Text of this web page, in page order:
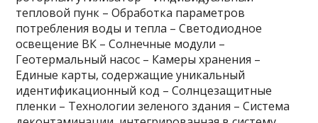
тепловой пунк – Обработка параметров
потребления воды и тепла – Светодиодное
освещение ВК – Солнечные модули –
Геотермальный насос – Камеры хранения –
Единые карты, содержащие уникальный
идентификационный код – Солнцезащитные
пленки – Технологии зеленого здания – Система